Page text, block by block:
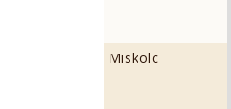
Miskolc